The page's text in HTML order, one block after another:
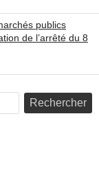
publics
de l’arrêté du 8
Rechercher